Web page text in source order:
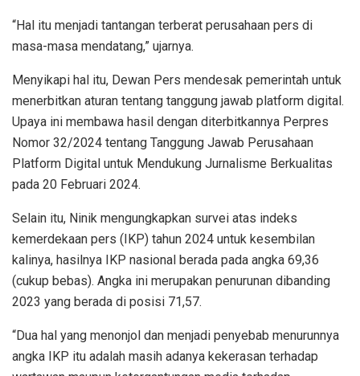
“Hal itu menjadi tantangan terberat perusahaan pers di
masa-masa mendatang,” ujarnya.
Menyikapi hal itu, Dewan Pers mendesak pemerintah untuk
menerbitkan aturan tentang tanggung jawab platform digital.
Upaya ini membawa hasil dengan diterbitkannya Perpres
Nomor 32/2024 tentang Tanggung Jawab Perusahaan
Platform Digital untuk Mendukung Jurnalisme Berkualitas
pada 20 Februari 2024.
Selain itu, Ninik mengungkapkan survei atas indeks
kemerdekaan pers (IKP) tahun 2024 untuk kesembilan
kalinya, hasilnya IKP nasional berada pada angka 69,36
(cukup bebas). Angka ini merupakan penurunan dibanding
2023 yang berada di posisi 71,57.
“Dua hal yang menonjol dan menjadi penyebab menurunnya
angka IKP itu adalah masih adanya kekerasan terhadap